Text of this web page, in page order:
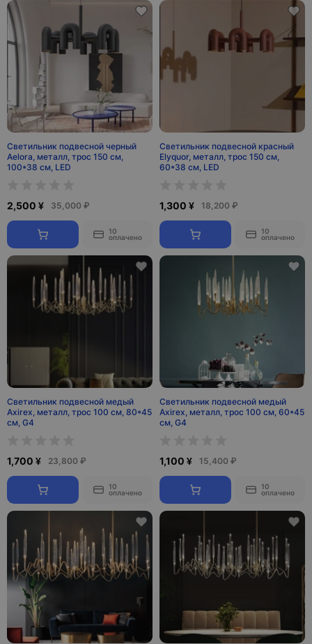
Светильник подвесной черный
Aelora, металл, трос 150 см,
100*38 см, LED
2,500 ¥ 35,000 ₽
10
оплачено
Светильник подвесной красный
Elyquor, металл, трос 150 см,
60*38 см, LED
1,300 ¥ 18,200 ₽
10
оплачено
Светильник подвесной медый
Axirex, металл, трос 100 см, 80*45
см, G4
1,700 ¥ 23,800 ₽
10
оплачено
Светильник подвесной медый
Axirex, металл, трос 100 см, 60*45
см, G4
1,100 ¥ 15,400 ₽
10
оплачено